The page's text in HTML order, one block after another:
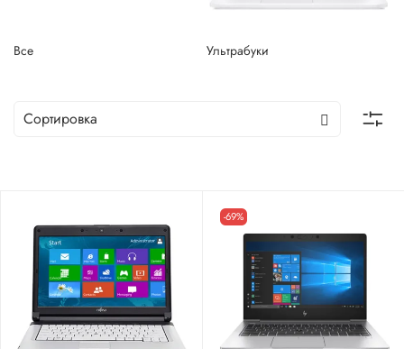
Все Ультрабуки
-69%